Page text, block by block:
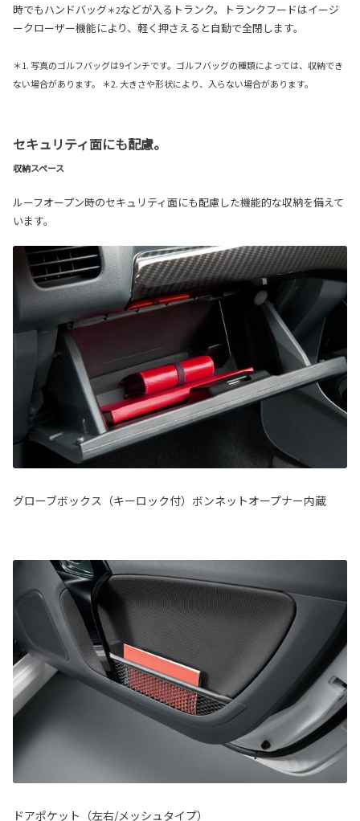
時でもハンドバッグ＊2などが入るトランク。トランクフードはイージ
ークローザー機能により、軽く押さえると自動で全閉します。
＊1. 写真のゴルフバッグは9インチです。ゴルフバッグの種類によっては、収納でき
ない場合があります。 ＊2. 大きさや形状により、入らない場合があります。
セキュリティ面にも配慮。
収納スペース
ルーフオープン時のセキュリティ面にも配慮した機能的な収納を備えて
います。
グローブボックス（キーロック付）ボンネットオープナー内蔵
ドアポケット（左右/メッシュタイプ）